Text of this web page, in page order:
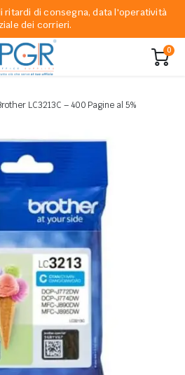
ritardi di consegna, data l'operatività
dei corrieri.
0
LC3213C – 400 Pagine al 5%